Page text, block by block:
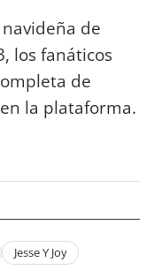
de
los fanáticos
de
la plataforma.
Jesse Y Joy